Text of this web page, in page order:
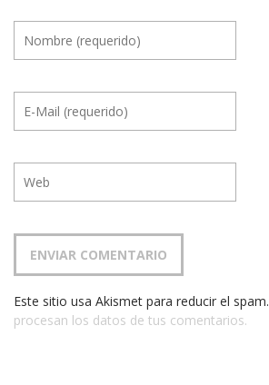
Este sitio usa Akismet para reducir el spam.
procesan los datos de tus comentarios.